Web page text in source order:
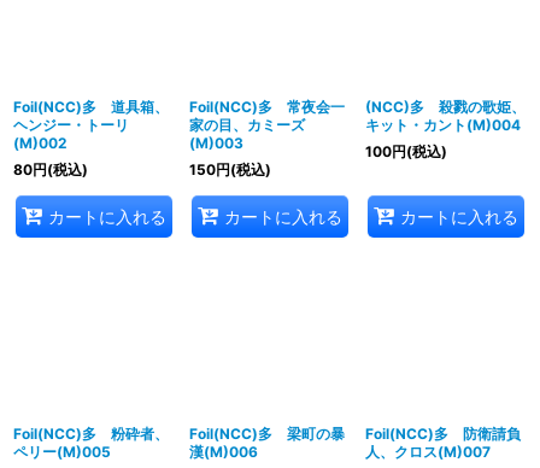
Foil(NCC)多 道具箱、
ヘンジー・トーリ
(M)002
80円(税込)
カートに入れる
Foil(NCC)多 常夜会一
家の目、カミーズ
(M)003
150円(税込)
カートに入れる
(NCC)多 殺戮の歌姫、
キット・カント(M)004
100円(税込)
カートに入れる
Foil(NCC)多 粉砕者、
ペリー(M)005
Foil(NCC)多 梁町の暴
漢(M)006
Foil(NCC)多 防衛請負
人、クロス(M)007